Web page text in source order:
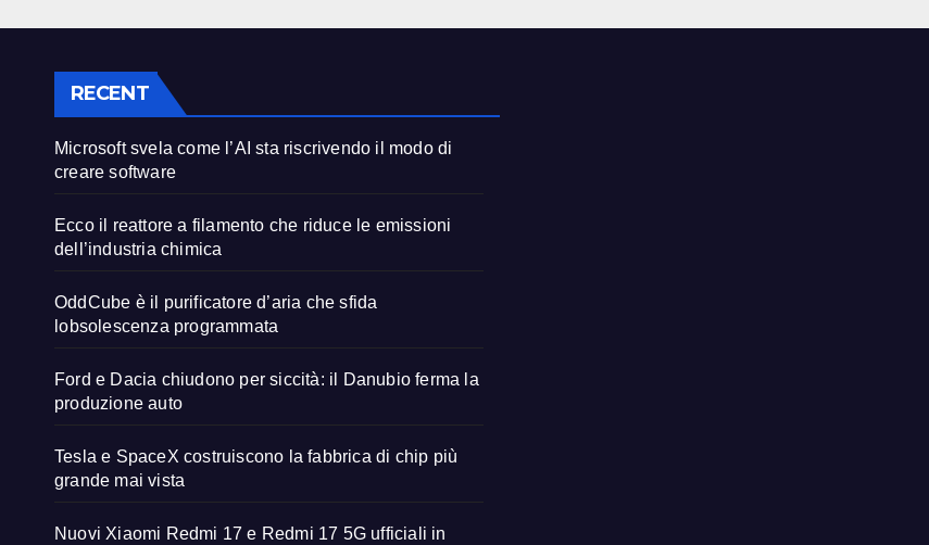
RECENT
Microsoft svela come l’AI sta riscrivendo il modo di
creare software
Ecco il reattore a filamento che riduce le emissioni
dell’industria chimica
OddCube è il purificatore d’aria che sfida
lobsolescenza programmata
Ford e Dacia chiudono per siccità: il Danubio ferma la
produzione auto
Tesla e SpaceX costruiscono la fabbrica di chip più
grande mai vista
Nuovi Xiaomi Redmi 17 e Redmi 17 5G ufficiali in